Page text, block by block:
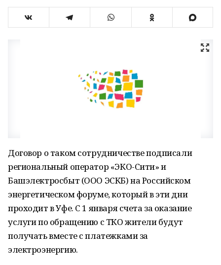
Договор о таком сотрудничестве подписали
региональный оператор «ЭКО-Сити» и
Башэлектросбыт (ООО ЭСКБ) на Российском
энергетическом форуме, который в эти дни
проходит в Уфе. С 1 января счета за оказание
услуги по обращению с ТКО жители будут
получать вместе с платежками за
электроэнергию.